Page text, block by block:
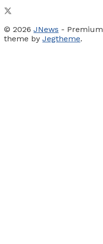
© 2026 JNews -
theme by Jegtheme.